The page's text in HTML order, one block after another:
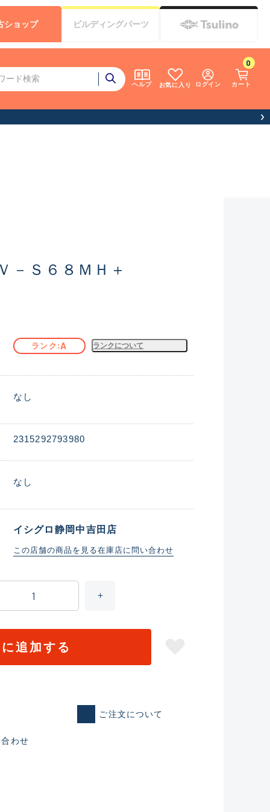
ヘルプ お気に入り ログイン カート
0
ショップ ビルディングパーツ
－Ｓ６８ＭＨ＋
ランク A ランクについて
なし
2315292793980
なし
イシグロ静岡中吉田店
この店舗の商品を見る在庫店に問い合わせ
追加する
ご注文について
わせ